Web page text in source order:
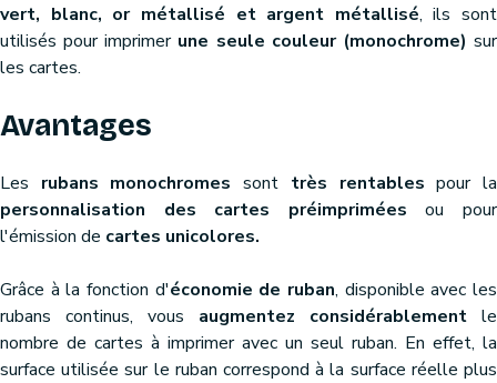
vert, blanc, or métallisé et argent métallisé, ils sont
utilisés pour imprimer une seule couleur (monochrome) sur
les cartes.
Avantages
Les rubans monochromes sont très rentables pour la
personnalisation des cartes préimprimées ou pour
l'émission de cartes unicolores.
Grâce à la fonction d'économie de ruban, disponible avec les
rubans continus, vous augmentez considérablement le
nombre de cartes à imprimer avec un seul ruban. En effet, la
surface utilisée sur le ruban correspond à la surface réelle plus